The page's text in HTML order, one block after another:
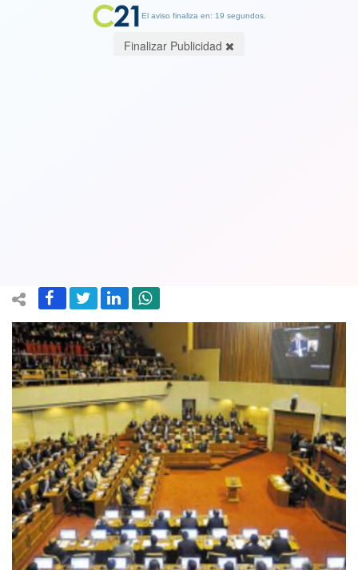
El aviso finaliza en: 19 segundos.
Finalizar Publicidad